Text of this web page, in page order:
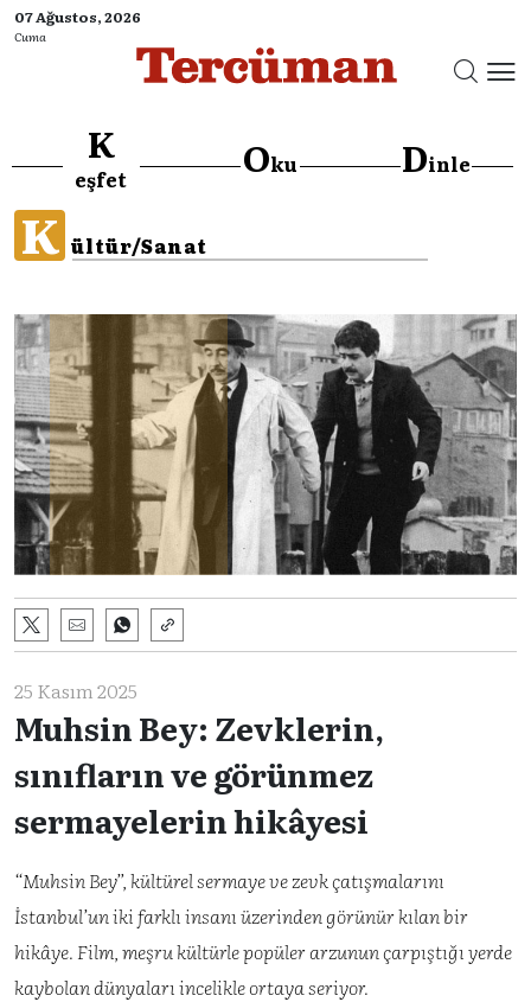
07 Ağustos, 2026
Cuma
K
eşfet Oku Dinle
K ültür/Sanat
25 Kasım 2025
Muhsin Bey: Zevklerin,
sınıfların ve görünmez
sermayelerin hikâyesi
“Muhsin Bey”, kültürel sermaye ve zevk çatışmalarını
İstanbul’un iki farklı insanı üzerinden görünür kılan bir
hikâye. Film, meşru kültürle popüler arzunun çarpıştığı yerde
kaybolan dünyaları incelikle ortaya seriyor.